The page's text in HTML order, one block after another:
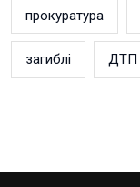
прокуратура
загиблі ДТП